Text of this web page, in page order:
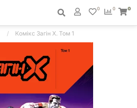
0
0 0
Комікс Загін Х. Том 1